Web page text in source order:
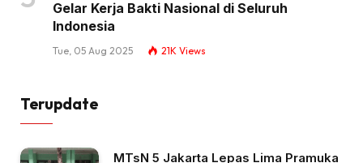
Gelar Kerja Bakti Nasional di Seluruh
Indonesia
Tue, 05 Aug 2025 21K Views
Terupdate
MTsN 5 Jakarta Lepas Lima Pramuka